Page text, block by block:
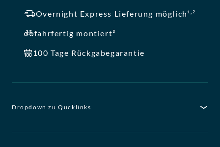
Overnight Express Lieferung möglich¹ ,²
fahrfertig montiert³
100 Tage Rückgabegarantie
Dropdown zu Qucklinks